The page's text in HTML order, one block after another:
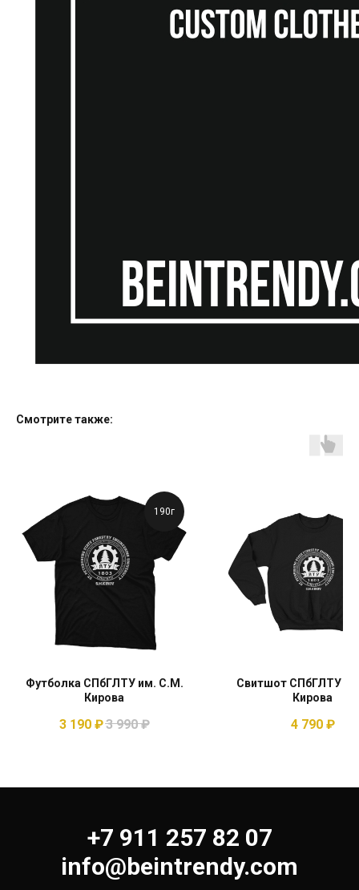
Смотрите также:
190г
Футболка СПбГЛТУ им. С.М.
Кирова
3 190 ₽3 990 ₽
Свитшот СПбГЛТУ
Кирова
4 790 ₽
+7 911 257 82 07
info@beintrendy.com